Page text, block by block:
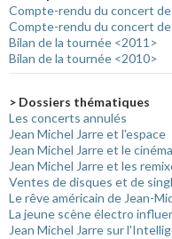
Compte-rendu du concert de
Compte-rendu du concert
Bilan de la tournée <2011>
Bilan de la tournée <2010>
> Dossiers thématiques
Les concerts annulés
Jean Michel Jarre et l'espace
Jean Michel Jarre et le cinéma
Jean Michel Jarre et les
Ventes de disques et de
Le rêve américain de Jean-
La jeune scène électro
Jean Michel Jarre sur